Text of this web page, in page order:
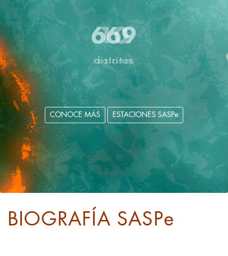
10
regiones
CONOCE MÁS ESTACIONES SASPe
BIOGRAFÍA SASPe